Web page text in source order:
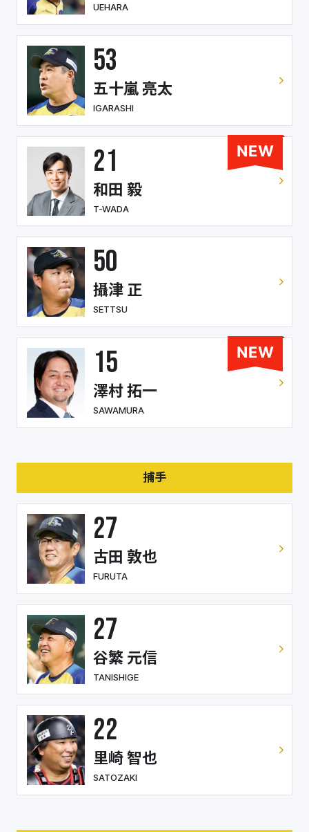
UEHARA
53
五十嵐 亮太
IGARASHI
21
和田 毅
T-WADA
50
攝津 正
SETTSU
15
澤村 拓一
SAWAMURA
捕手
27
古田 敦也
FURUTA
27
谷繁 元信
TANISHIGE
22
里崎 智也
SATOZAKI